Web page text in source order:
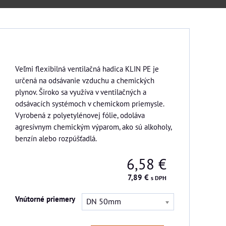
Veľmi flexibilná ventilačná hadica KLIN PE je
určená na odsávanie vzduchu a chemických
plynov. Široko sa využíva v ventilačných a
odsávacích systémoch v chemickom priemysle.
Vyrobená z polyetylénovej fólie, odoláva
agresívnym chemickým výparom, ako sú alkoholy,
benzín alebo rozpúšťadlá.
6,58 €
7,89 € s DPH
Vnútorné priemery DN 50mm